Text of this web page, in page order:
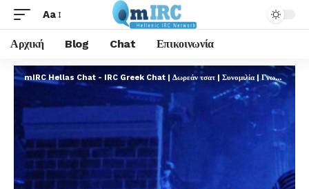
Aa
Αρχική Blog Chat Επικοινωνία
mIRC Hellas Chat - IRC Greek Chat | Δωρεάν τσατ | Συνομιλία | Γνωριμίες | FREE